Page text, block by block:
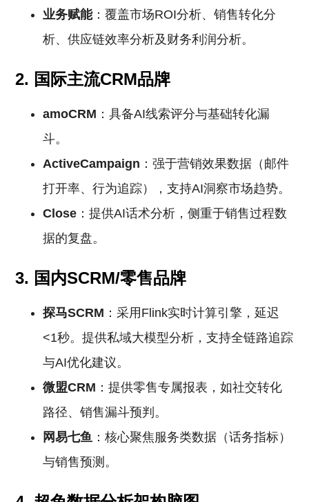
业务赋能：覆盖市场ROI分析、销售转化分
析、供应链效率分析及财务利润分析。
2. 国际主流CRM品牌
amoCRM ：具备AI线索评分与基础转化漏
斗。
ActiveCampaign ：强于营销效果数据（邮件
打开率、行为追踪），支持AI洞察市场趋势。
Close ：提供AI话术分析，侧重于销售过程数
据的复盘。
3. 国内SCRM/零售品牌
探马SCRM ：采用Flink实时计算引擎，延迟
<1秒。提供私域大模型分析，支持全链路追踪
与AI优化建议。
微盟CRM ：提供零售专属报表，如社交转化
路径、销售漏斗预判。
网易七鱼 ：核心聚焦服务类数据（话务指标）
与销售预测。